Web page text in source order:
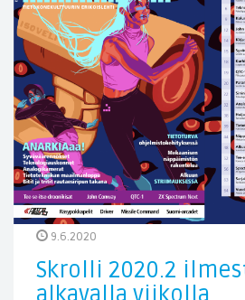
9.6.2020
Skrolli 2020.2
alkavalla viikolla